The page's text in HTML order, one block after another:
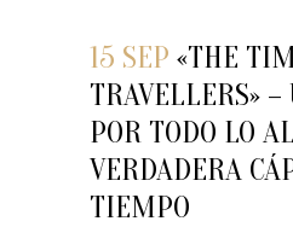
15 SEP «THE
TRAVELLERS»
POR TODO LO
VERDADERA
TIEMPO